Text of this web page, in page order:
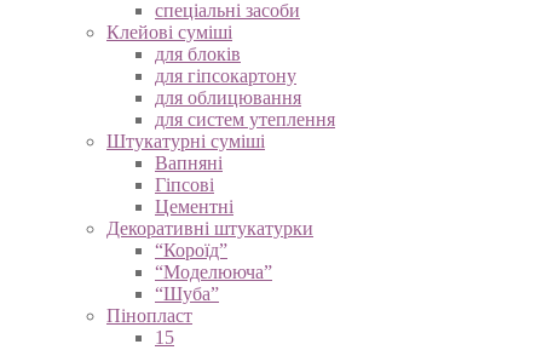
спеціальні засоби
Клейові суміші
для блоків
для гіпсокартону
для облицювання
для систем утеплення
Штукатурні суміші
Вапняні
Гіпсові
Цементні
Декоративні штукатурки
“Короїд”
“Моделююча”
“Шуба”
Пінопласт
15